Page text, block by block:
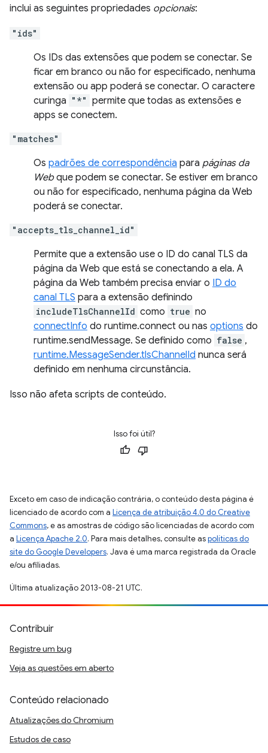
inclui as seguintes propriedades opcionais:
"ids"
Os IDs das extensões que podem se conectar. Se
ficar em branco ou não for especificado, nenhuma
extensão ou app poderá se conectar. O caractere
curinga "*" permite que todas as extensões e
apps se conectem.
"matches"
Os padrões de correspondência para páginas da
Webque podem se conectar. Se estiver em branco
ou não for especificado, nenhuma página da Web
poderá se conectar.
"accepts_tls_channel_id"
Permite que a extensão use o ID do canal TLS da
página da Web que está se conectando a ela. A
página da Web também precisa enviar o ID do
canal TLS para a extensão definindo
includeTlsChannelId como true no
connectInfo do runtime.connect ou nas options do
runtime.sendMessage. Se definido como false ,
runtime.MessageSender.tlsChannelId nunca será
definido em nenhuma circunstância.
Isso não afeta scripts de conteúdo.
Isso foi útil?
Exceto em caso de indicação contrária, o conteúdo desta página é
licenciado de acordo com a Licença de atribuição 4.0 do Creative
Commons, e as amostras de código são licenciadas de acordo com
a Licença Apache 2.0. Para mais detalhes, consulte aspolíticas do
site do Google Developers. Java é uma marca registrada da Oracle
e/ou afiliadas.
Última atualização 2013-08-21 UTC.
Contribuir
Registre um bug
Veja as questões em aberto
Conteúdo relacionado
Atualizações do Chromium
Estudos de caso